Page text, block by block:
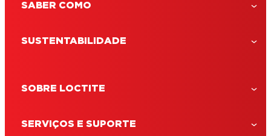
LOCTITE Super Cola-3 Control
LOCTITE SC3 Control é uma cola líquida
instantânea com um sistema 'Press
SABER COMO
SUSTENTABILIDADE
SOBRE LOCTITE
SERVIÇOS E SUPORTE